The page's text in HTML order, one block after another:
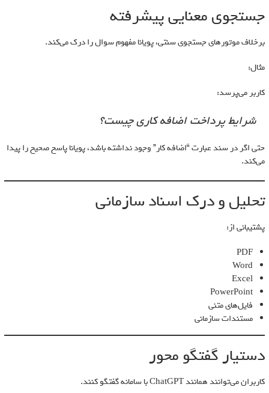
جستجوی معنایی پیشرفته
برخلاف موتورهای جستجوی سنتی، پویانا مفهوم سوال را درک می‌کند.
مثال:
کاربر می‌پرسد:
شرایط پرداخت اضافه کاری چیست؟
حتی اگر در سند عبارت “اضافه کار” وجود نداشته باشد، پویانا پاسخ صحیح را پیدا
می‌کند.
تحلیل و درک اسناد سازمانی
پشتیبانی از:
PDF
Word
Excel
PowerPoint
فایل‌های متنی
مستندات سازمانی
دستیار گفتگو محور
کاربران می‌توانند همانند ChatGPT با سامانه گفتگو کنند.